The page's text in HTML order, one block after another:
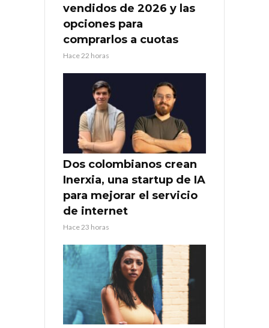
vendidos de 2026 y las
opciones para
comprarlos a cuotas
Hace 22 horas
Dos colombianos crean
Inerxia, una startup de IA
para mejorar el servicio
de internet
Hace 23 horas